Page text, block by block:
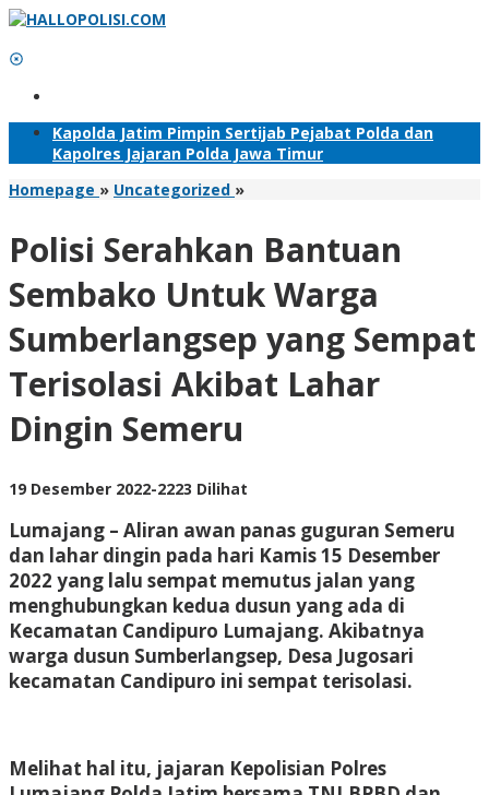
Lewati
konten
Kapolda Jatim Pimpin Sertijab Pejabat Polda dan
Kapolres Jajaran Polda Jawa Timur
Homepage » Uncategorized »Polisi
Sembako
Warga
Sumberlangsep
yang
Sempat
Terisolasi
Akibat
Polisi Serahkan Bantuan
Sembako Untuk Warga
Sumberlangsep yang Sempat
Terisolasi Akibat Lahar
Dingin Semeru
19 Desember 2022oleh
-2223 Dilihat
Lumajang – Aliran awan panas guguran Semeru
dan lahar dingin pada hari Kamis 15 Desember
2022 yang lalu sempat memutus jalan yang
menghubungkan kedua dusun yang ada di
Kecamatan Candipuro Lumajang. Akibatnya
warga dusun Sumberlangsep, Desa Jugosari
kecamatan Candipuro ini sempat terisolasi.
Melihat hal itu, jajaran Kepolisian Polres